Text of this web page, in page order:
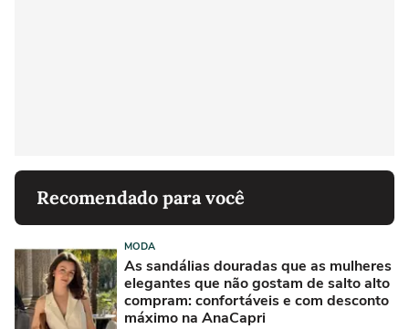
Recomendado para você
MODA
As sandálias douradas que as mulheres
elegantes que não gostam de salto alto
compram: confortáveis e com desconto
máximo na AnaCapri